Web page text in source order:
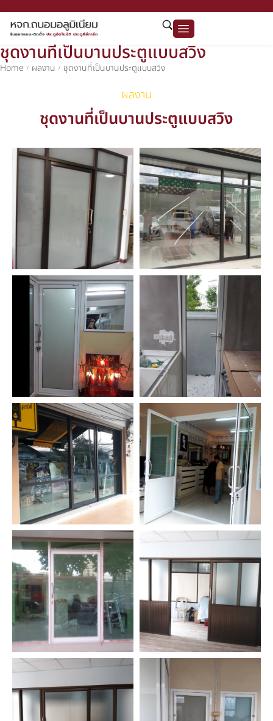
ชุดงานที่เป็นบานประตูแบบสวิง
Home / ผลงาน / ชุดงานที่เป็นบานประตูแบบสวิง
ผลงาน
ชุดงานที่เป็นบานประตูแบบสวิง